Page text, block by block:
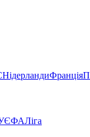
НідерландиФранція
УЄФАЛіга